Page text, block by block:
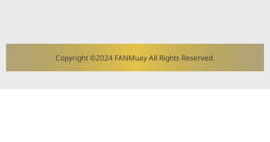
Copyright ©2024 FANMuay All Rights Reserved.